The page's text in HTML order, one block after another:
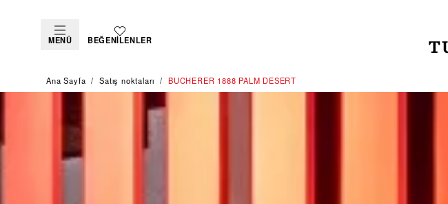
MENÜ BEĞENILENLER
Ana Sayfa Satış noktaları ‭BUCHERER 1888 PALM DESERT‬